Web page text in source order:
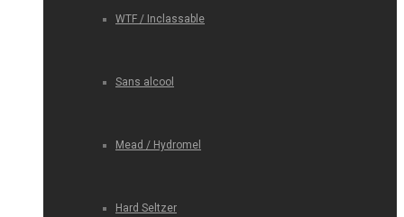
WTF / Inclassable
Sans alcool
Mead / Hydromel
Hard Seltzer